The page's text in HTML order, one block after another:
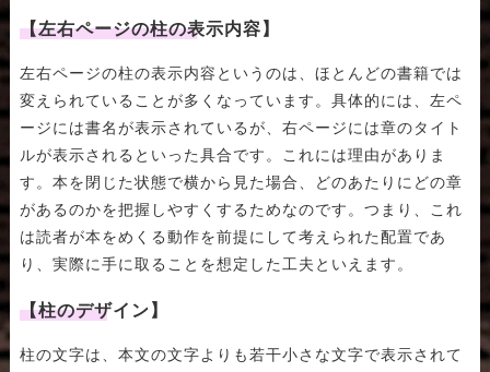
【左右ページの柱の表示内容】
左右ページの柱の表示内容というのは、ほとんどの書籍では
変えられていることが多くなっています。具体的には、左ペ
ージには書名が表示されているが、右ページには章のタイト
ルが表示されるといった具合です。これには理由がありま
す。本を閉じた状態で横から見た場合、どのあたりにどの章
があるのかを把握しやすくするためなのです。つまり、これ
は読者が本をめくる動作を前提にして考えられた配置であ
り、実際に手に取ることを想定した工夫といえます。
【柱のデザイン】
柱の文字は、本文の文字よりも若干小さな文字で表示されて